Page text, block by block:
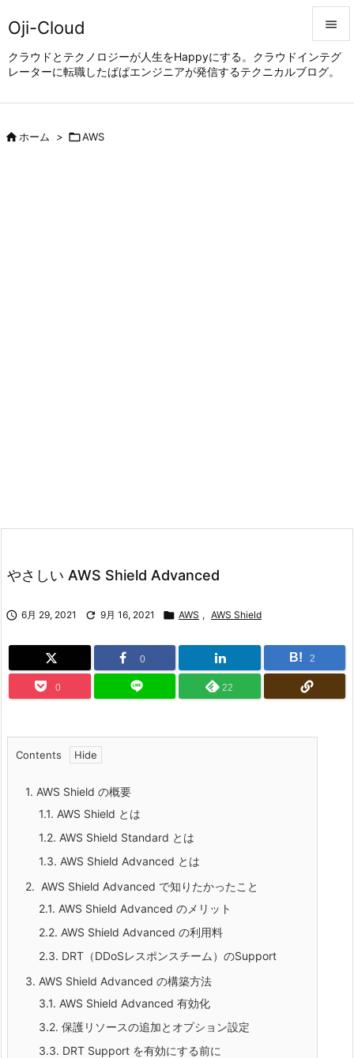
Oji-Cloud
クラウドとテクノロジーが人生をHappyにする。クラウドインテグ
レーターに転職したぱぱエンジニアが発信するテクニカルブログ。


メニュ
ホーム > AWS
やさしい AWS Shield Advanced
 6月 29, 2021  9月 16, 2021  AWS , AWS Shield
0 B! 2
0 22
Contents
1. AWS Shield の概要
1.1. AWS Shield とは
1.2. AWS Shield Standard とは
1.3. AWS Shield Advanced とは
2. AWS Shield Advanced で知りたかったこと
2.1. AWS Shield Advanced のメリット
2.2. AWS Shield Advanced の利用料
2.3. DRT（DDoSレスポンスチーム）のSupport
3. AWS Shield Advanced の構築方法
3.1. AWS Shield Advanced 有効化
3.2. 保護リソースの追加とオプション設定
3.3. DRT Support を有効にする前に